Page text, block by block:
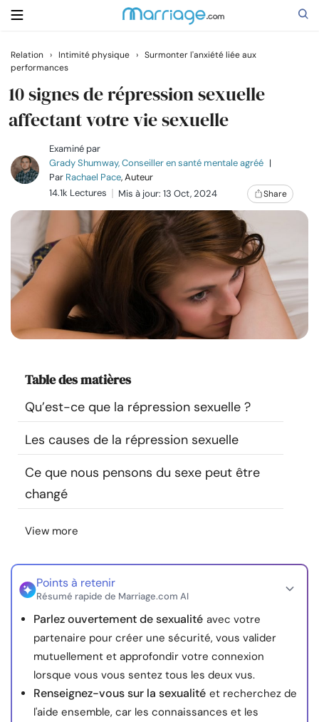
Rechercher
Se marier
Relations
Famille
Aide
Cours
Ressources
Communauté
Trouver un thérapeute
Langue FR
nous
Relation › Intimité physique › Surmonter l'anxiété liée aux
performances
10 signes de répression sexuelle
affectant votre vie sexuelle
Examiné par
Grady Shumway, Conseiller en santé mentale agréé |
Par Rachael Pace, Auteur
14.1k Lectures
Mis à jour: 13 Oct, 2024 Share
Table des matières
Qu’est-ce que la répression sexuelle ?
Les causes de la répression sexuelle
Ce que nous pensons du sexe peut être
changé
View more
Points à retenir
Résumé rapide de Marriage.com AI
Parlez ouvertement de sexualité avec votre
partenaire pour créer une sécurité, vous valider
mutuellement et approfondir votre connexion
lorsque vous vous sentez tous les deux vus.
Renseignez-vous sur la sexualité et recherchez de
l'aide ensemble, car les connaissances et les